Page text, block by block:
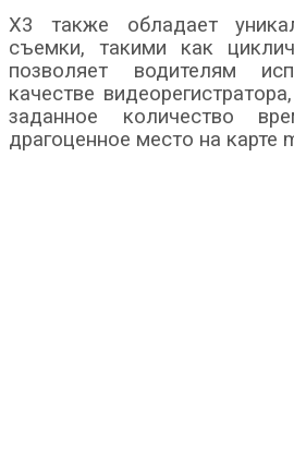
X3 также обладает
съемки, такими как
позволяет водителям
качестве
заданное количество
драгоценное место на карте